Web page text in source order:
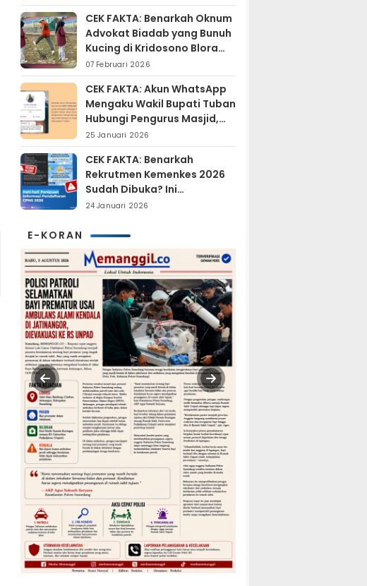
CEK FAKTA: Benarkah Oknum
Advokat Biadab yang Bunuh
Kucing di Kridosono Blora
Sudah Resmi Jadi
Tersangka?
07 Februari 2026
CEK FAKTA: Akun WhatsApp
Mengaku Wakil Bupati Tuban
Hubungi Pengurus Masjid,
Dipastikan Hoaks
25 Januari 2026
CEK FAKTA: Benarkah
Rekrutmen Kemenkes 2026
Sudah Dibuka? Ini
Penjelasan Resmi BKN
24 Januari 2026
E-KORAN